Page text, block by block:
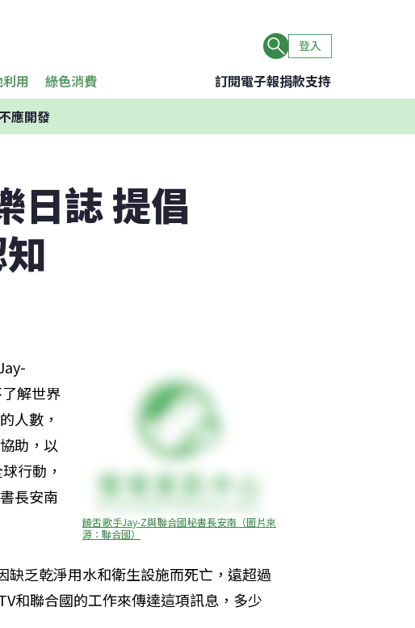
登入
用 綠色消費 訂閱電子報捐款支持
應開發
日誌 提倡
饒舌歌手Jay-Z與聯合國秘書長安南（圖片來
源：聯合國）
解世界
人數，
助，以
行動，
長安南
乏乾淨用水和衛生設施而死亡，遠超過
和聯合國的工作來傳達這項訊息，多少